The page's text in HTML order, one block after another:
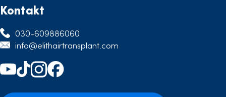
Kontakt
030-609886060
info@elithairtransplant.com